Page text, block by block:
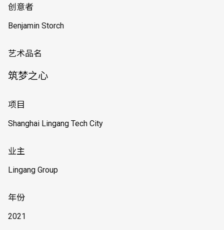
创意者
Benjamin Storch
艺术品名
筑梦之心
项目
Shanghai Lingang Tech City
业主
Lingang Group
年份
2021